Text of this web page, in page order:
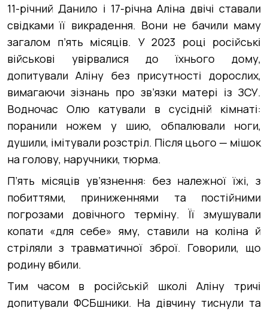
11-річний Данило і 17-річна Аліна двічі ставали
свідками її викрадення. Вони не бачили маму
загалом п’ять місяців. У 2023 році російські
військові увірвалися до їхнього дому,
допитували Аліну без присутності дорослих,
вимагаючи зізнань про зв’язки матері із ЗСУ.
Водночас Олю катували в сусідній кімнаті:
поранили ножем у шию, обпалювали ноги,
душили, імітували розстріл. Після цього — мішок
на голову, наручники, тюрма.
П’ять місяців ув’язнення: без належної їжі, з
побиттями, приниженнями та постійними
погрозами довічного терміну. Її змушували
копати «для себе» яму, ставили на коліна й
стріляли з травматичної зброї. Говорили, що
родину вбили.
Тим часом в російській школі Аліну тричі
допитували ФСБшники. На дівчину тиснули та